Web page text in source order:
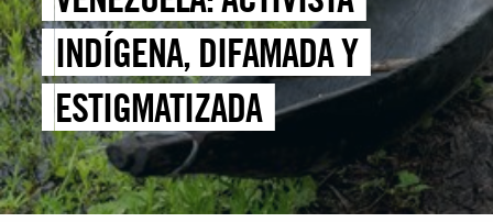
INDÍGENA, DIFAMADA Y
ESTIGMATIZADA